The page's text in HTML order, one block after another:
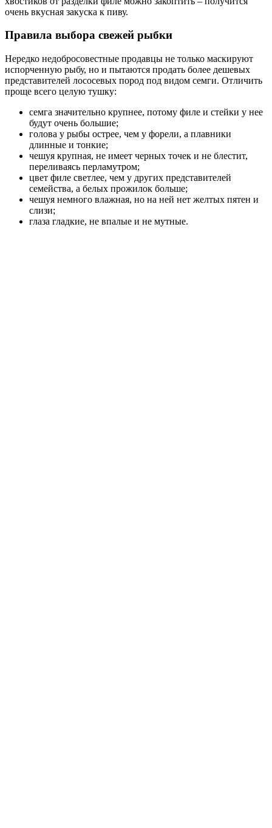
очень вкусная закуска к пиву.
Правила выбора свежей рыбки
Нередко недобросовестные продавцы не только маскируют
испорченную рыбу, но и пытаются продать более дешевых
представителей лососевых пород под видом семги. Отличить
проще всего целую тушку:
семга значительно крупнее, потому филе и стейки у нее
будут очень большие;
голова у рыбы острее, чем у форели, а плавники
длинные и тонкие;
чешуя крупная, не имеет черных точек и не блестит,
переливаясь перламутром;
цвет филе светлее, чем у других представителей
семейства, а белых прожилок больше;
чешуя немного влажная, но на ней нет желтых пятен и
слизи;
глаза гладкие, не впалые и не мутные.